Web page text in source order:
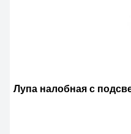
Лупа налобная с